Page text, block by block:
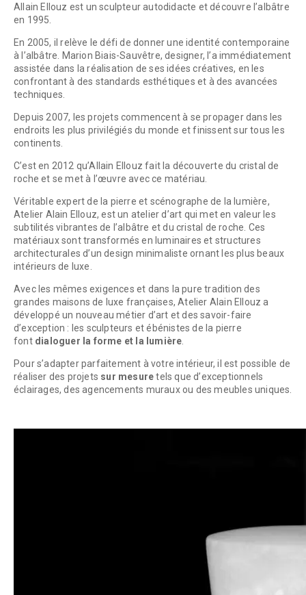
Allain Ellouz est un sculpteur autodidacte et découvre l’albâtre
en 1995.
En 2005, il relève le défi de donner une identité contemporaine
à l’albâtre. Marion Biais-Sauvêtre, designer, l’a immédiatement
assistée dans la réalisation de ses idées créatives, en les
confrontant à des standards esthétiques et à des avancées
techniques.
Depuis 2007, les projets commencent à se propager dans les
endroits les plus privilégiés du monde et finissent sur tous les
continents.
C’est en 2012 qu’Allain Ellouz fait la découverte du cristal de
roche et se met à l’œuvre avec ce matériau.
Véritable expert de la pierre et scénographe de la lumière,
Atelier Alain Ellouz, est un atelier d’art qui met en valeur les
subtilités vibrantes de l’albâtre et du cristal de roche. Ces
matériaux sont transformés en luminaires et structures
architecturales d’un design minimaliste ornant les plus beaux
intérieurs de luxe.
Avec les mêmes exigences et dans la pure tradition des
grandes maisons de luxe françaises, Atelier Alain Ellouz a
développé un nouveau métier d’art et des savoir-faire
d’exception : les sculpteurs et ébénistes de la pierre
font dialoguer la forme et la lumière
Pour s’adapter parfaitement à votre intérieur, il est possible de
réaliser des projets sur mesuretels que d’exceptionnels
éclairages, des agencements muraux ou des meubles uniques.